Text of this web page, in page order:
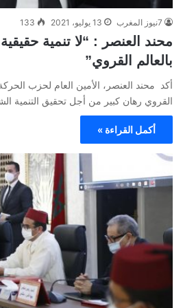
7نيوز المغرب 13 يوليو، 2021 133
محند العنصر : “لا تنمية
بالعالم القروي”
أكد محند العنصر، الأمين العام لحزب الحركة
القروي رهان كبير من أجل تحقيق التنمية
أكمل القراءة »